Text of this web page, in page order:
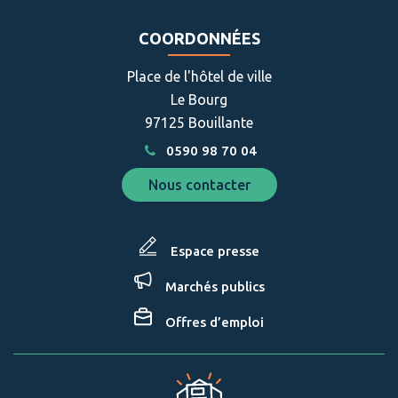
compte
Facebook
compte
Instagram
COORDONNÉES
Place de l'hôtel de ville
Le Bourg
97125 Bouillante
0590 98 70 04
Nous contacter
Espace presse
Marchés publics
Offres d’emploi